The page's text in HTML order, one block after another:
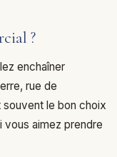
?
enchaîner
rue de
souvent le bon choix
vous aimez prendre